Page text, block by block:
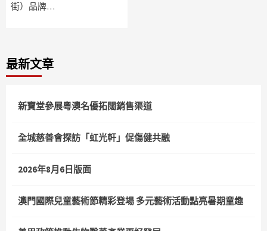
街）品牌…
最新文章
新寶堂參展粵澳名優拓闊銷售渠道
全城慈善會探訪「虹光軒」促傷健共融
2026年8月6日版面
澳門國際兒童藝術節精彩登場 多元藝術活動點亮暑期童趣